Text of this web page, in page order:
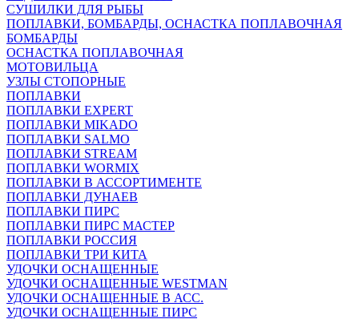
СУШИЛКИ ДЛЯ РЫБЫ
ПОПЛАВКИ, БОМБАРДЫ, ОСНАСТКА ПОПЛАВОЧНАЯ
БОМБАРДЫ
ОСНАСТКА ПОПЛАВОЧНАЯ
МОТОВИЛЬЦА
УЗЛЫ СТОПОРНЫЕ
ПОПЛАВКИ
ПОПЛАВКИ EXPERT
ПОПЛАВКИ MIKADO
ПОПЛАВКИ SALMO
ПОПЛАВКИ STREAM
ПОПЛАВКИ WORMIX
ПОПЛАВКИ В АССОРТИМЕНТЕ
ПОПЛАВКИ ДУНАЕВ
ПОПЛАВКИ ПИРС
ПОПЛАВКИ ПИРС МАСТЕР
ПОПЛАВКИ РОССИЯ
ПОПЛАВКИ ТРИ КИТА
УДОЧКИ ОСНАЩЕННЫЕ
УДОЧКИ ОСНАЩЕННЫЕ WESTMAN
УДОЧКИ ОСНАЩЕННЫЕ В АСС.
УДОЧКИ ОСНАЩЕННЫЕ ПИРС